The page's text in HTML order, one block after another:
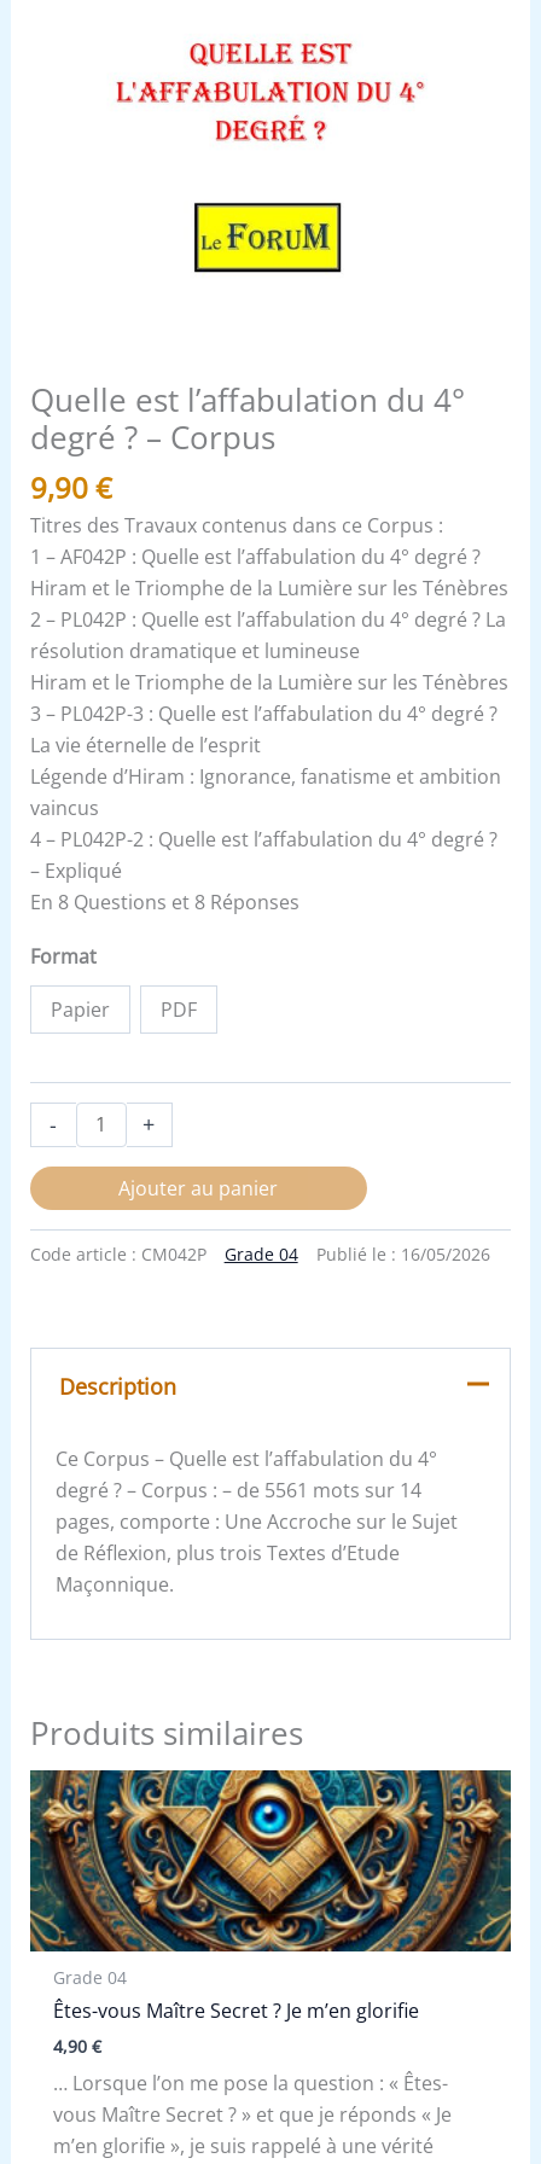
Quelle est l’affabulation du 4°
degré ? – Corpus
9,90€
Titres des Travaux contenus dans ce Corpus :
1 – AF042P : Quelle est l’affabulation du 4° degré ?
Hiram et le Triomphe de la Lumière sur les Ténèbres
2 – PL042P : Quelle est l’affabulation du 4° degré ? La
résolution dramatique et lumineuse
Hiram et le Triomphe de la Lumière sur les Ténèbres
3 – PL042P-3 : Quelle est l’affabulation du 4° degré ?
La vie éternelle de l’esprit
Légende d’Hiram : Ignorance, fanatisme et ambition
vaincus
4 – PL042P-2 : Quelle est l’affabulation du 4° degré ?
– Expliqué
En 8 Questions et 8 Réponses
Format
Papier PDF
- +
Ajouter au panier
Code article : CM042P Grade 04 Publié le : 16/05/2026
Description
Ce Corpus – Quelle est l’affabulation du 4°
degré ? – Corpus : – de 5561 mots sur 14
pages, comporte : Une Accroche sur le Sujet
de Réflexion, plus trois Textes d’Etude
Maçonnique.
Produits similaires
Grade 04
Êtes-vous Maître Secret ? Je m’en glorifie
4,90 €
… Lorsque l’on me pose la question : « Êtes-
vous Maître Secret ? » et que je réponds « Je
m’en glorifie », je suis rappelé à une vérité